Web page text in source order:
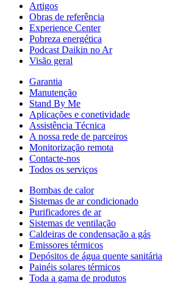
Artigos
Obras de referência
Experience Center
Pobreza energética
Podcast Daikin no Ar
Visão geral
Garantia
Manutenção
Stand By Me
Aplicações e conetividade
Assistência Técnica
A nossa rede de parceiros
Monitorização remota
Contacte-nos
Todos os serviços
Bombas de calor
Sistemas de ar condicionado
Purificadores de ar
Sistemas de ventilação
Caldeiras de condensação a gás
Emissores térmicos
Depósitos de água quente sanitária
Painéis solares térmicos
Toda a gama de produtos